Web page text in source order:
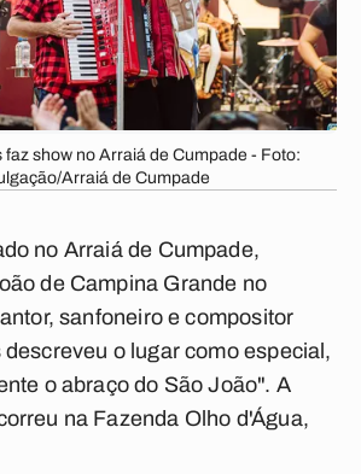
faz show no Arraiá de Cumpade - Foto:
Arraiá de Cumpade
no Arraiá de Cumpade,
de Campina Grande no
sanfoneiro e compositor
o lugar como especial,
o abraço do São João". A
na Fazenda Olho d'Água,